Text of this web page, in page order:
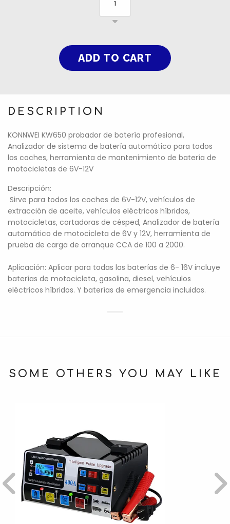
DESCRIPTION
KONNWEI KW650 probador de batería profesional,
Analizador de sistema de batería automático para todos
los coches, herramienta de mantenimiento de batería de
motocicletas de 6V-12V
Descripción:
Sirve para todos los coches de 6V-12V, vehículos de
extracción de aceite, vehículos eléctricos híbridos,
motocicletas, cortadoras de césped, Analizador de batería
automático de motocicleta de 6V y 12V, herramienta de
prueba de carga de arranque CCA de 100 a 2000.
Aplicación: Aplicar para todas las baterías de 6- 16V incluye
baterías de motocicleta, gasolina, diesel, vehículos
eléctricos híbridos. Y baterías de emergencia incluidas.
SOME OTHERS YOU MAY LIKE